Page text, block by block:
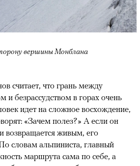
вершины Монблана
считает, что грань между
и безрассудством в горах очень
идет на сложное восхождение,
«Зачем полез?» А если он
возвращается живым, его
словам альпиниста, главный
маршрута сама по себе, а